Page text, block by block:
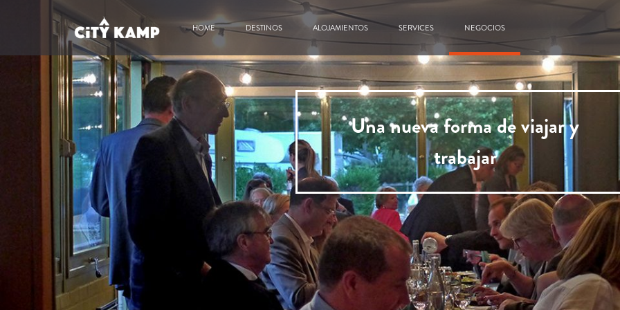
HOME DESTINOS ALOJAMIENTOS SERVICES NEGOCIOS
Una nueva forma de viajar y
trabajar